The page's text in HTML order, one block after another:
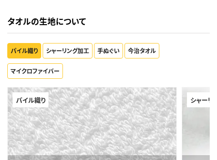
コスト
高め
納期
長い
肌触り
柔らかい
吸水性
ほとんどなし
耐久性
優れる（色落ちしにくい）
プリント範囲
全面プリント可能
生地
白地が一般的
主な用途
アパレル・グッズ・学校行事・品質・風合い重視
タオルの生地について
パイル織り シャーリング加工 手ぬぐい 今治タオル
マイクロファイバー
パイル織り シャーリ